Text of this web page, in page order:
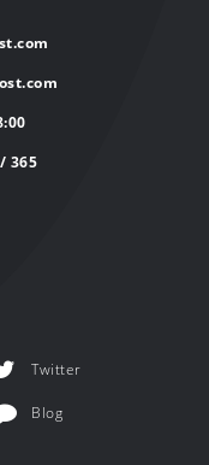
365
Twitter
Blog